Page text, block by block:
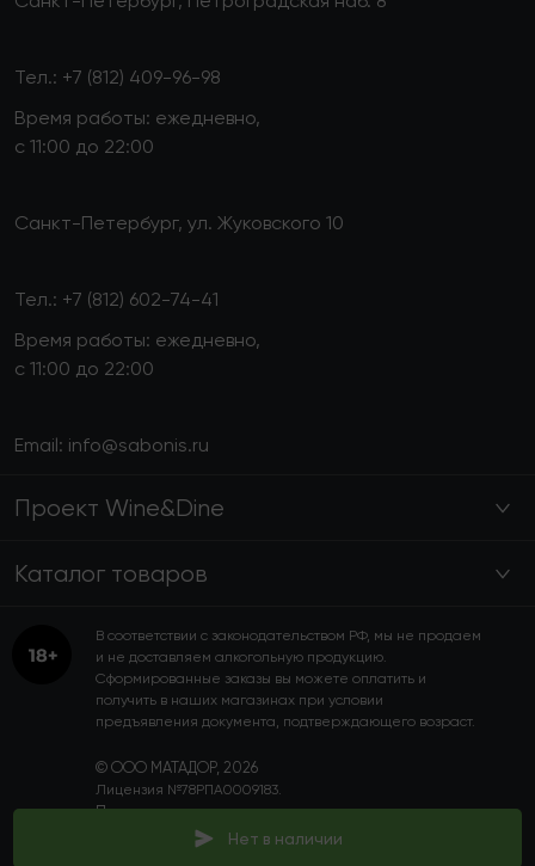
Нет в наличии
Тел.: +7 (812) 409-96-98
Время работы: ежедневно,
с 11:00 до 22:00
Санкт-Петербург, ул. Жуковского 10
Тел.: +7 (812) 602-74-41
Время работы: ежедневно,
с 11:00 до 22:00
Email: info@sabonis.ru
Проект Wine&Dine
Каталог товаров
© ООО МАТАДОР, 2026
Лицензия №78РПА0009183.
Пользовательское соглашение
Политика конфиденциальности
В соответствии с законодательством РФ, мы не продаем
и не доставляем алкогольную продукцию.
Сформированные заказы вы можете оплатить и
получить в наших магазинах при условии
предъявления документа, подтверждающего возраст.